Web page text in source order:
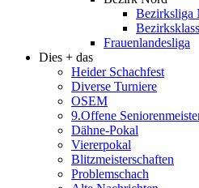
Bezirksliga
Frauenlandesliga
Dies + das
Heider Schachfest
Diverse Turniere
OSEM
9.Offene
Dähne-Pokal
Viererpokal
Blitzmeisterschaften
Problemschach